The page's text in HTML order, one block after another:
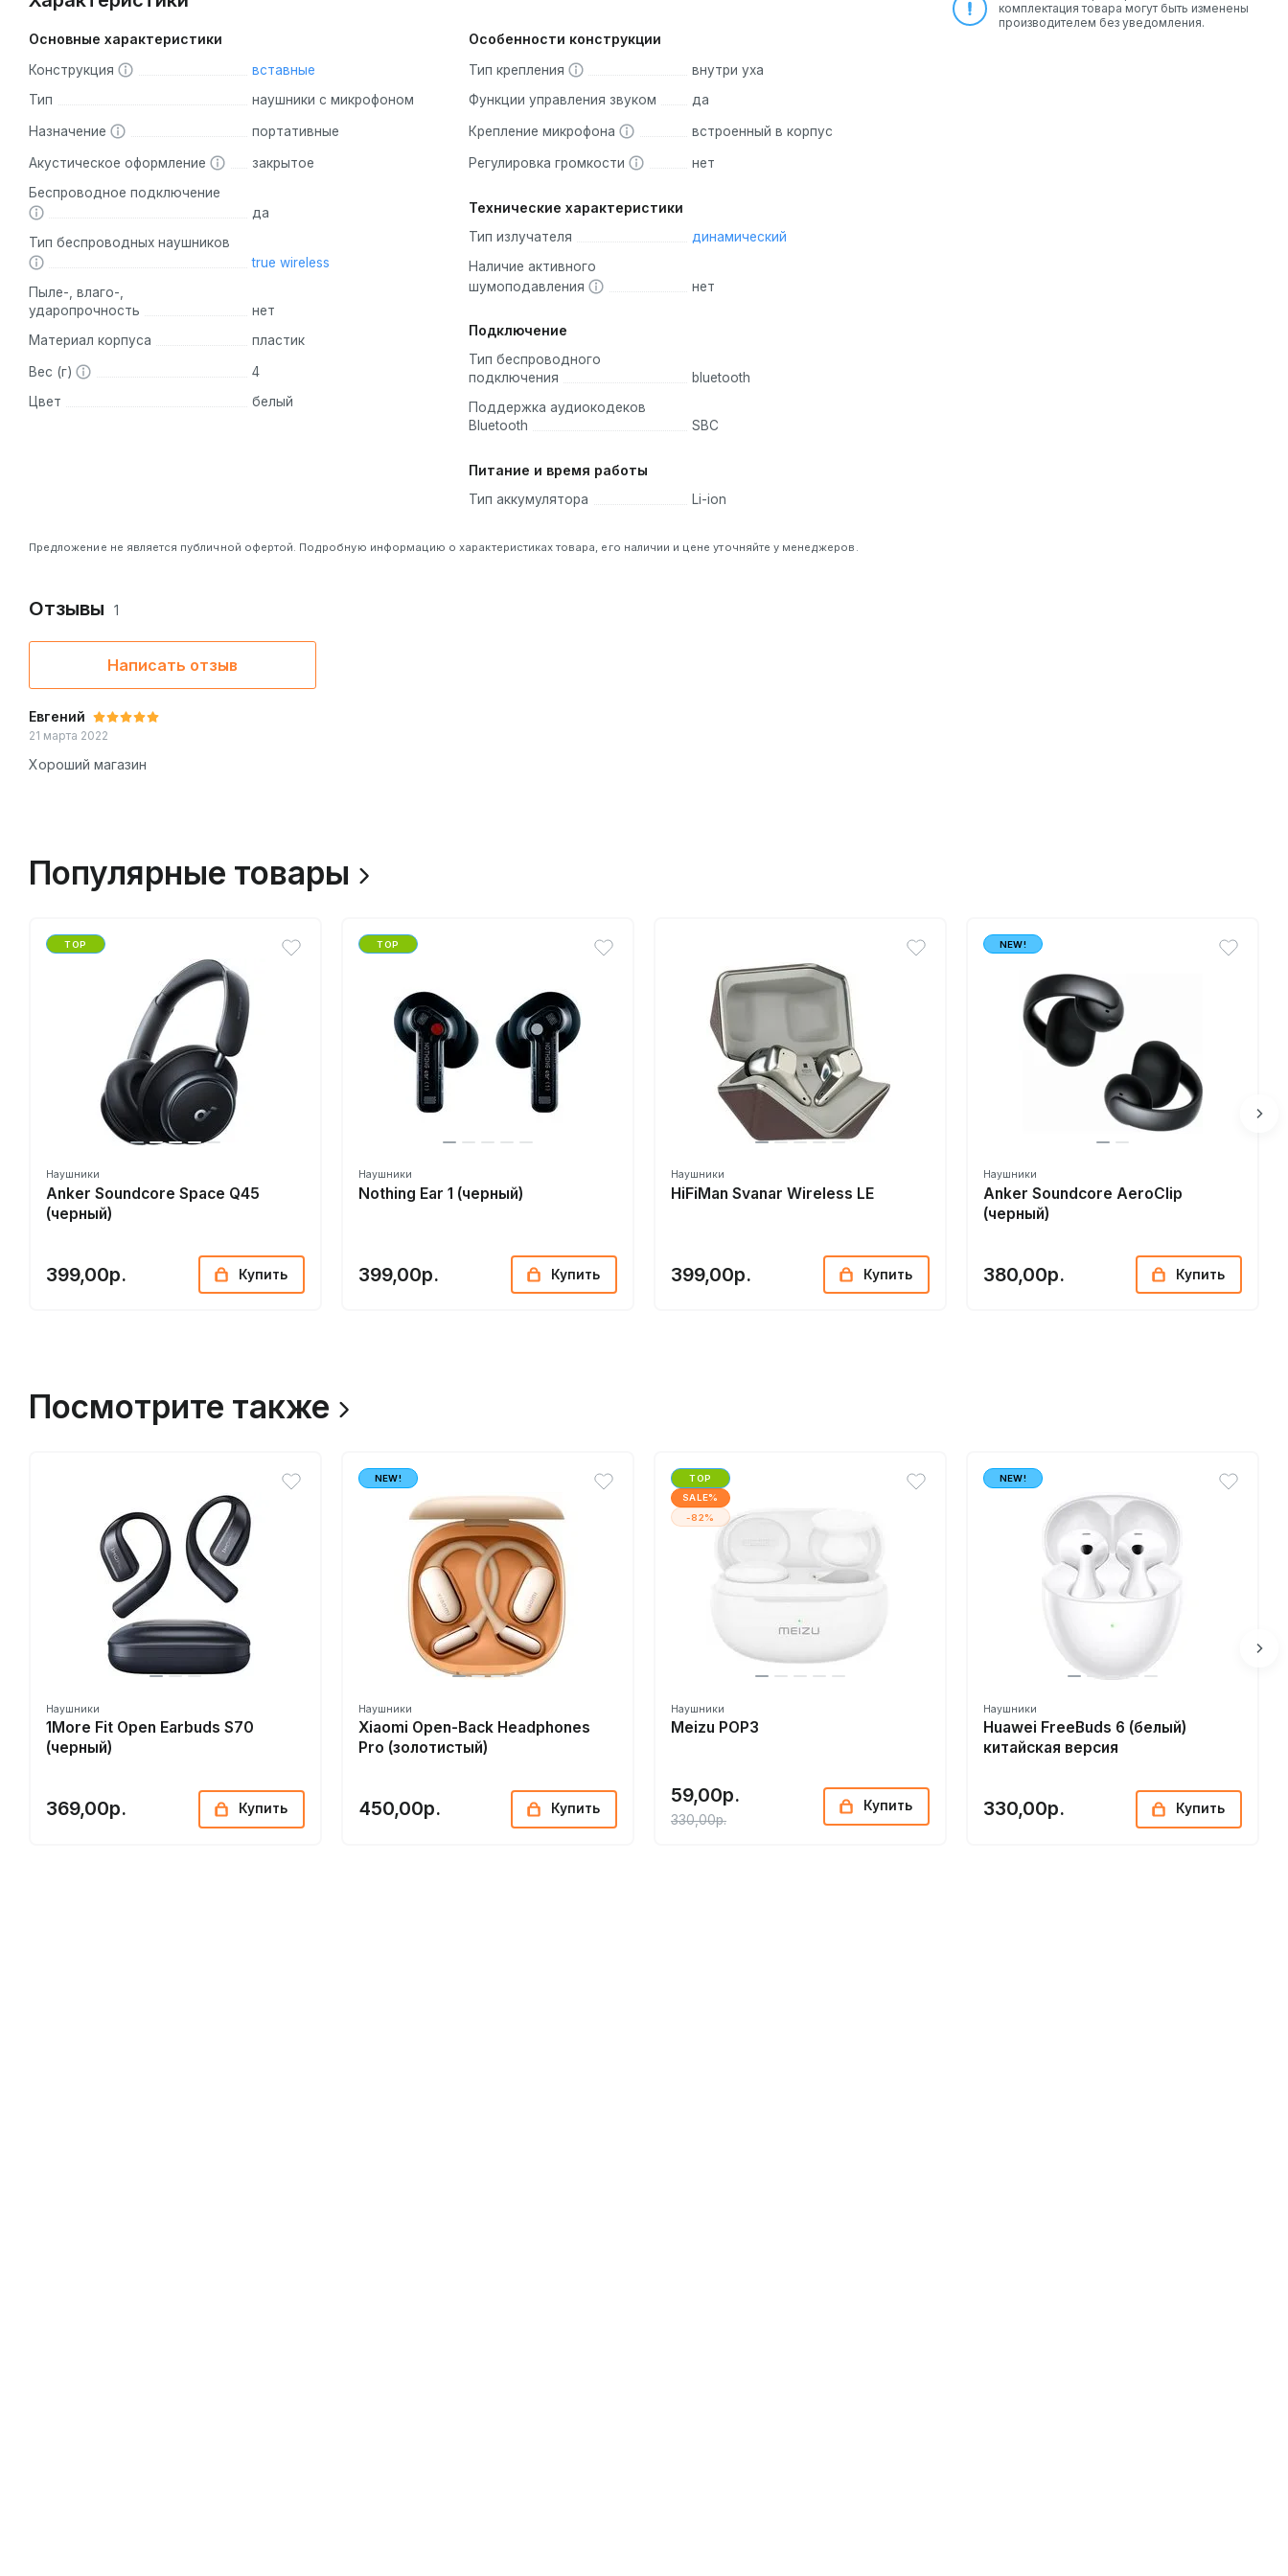
Основные характеристики
Конструкция
вставные
Тип
наушники с микрофоном
Назначение портативные
Акустическое оформление
закрытое
Беспроводное подключение
да
Тип беспроводных наушников
true wireless
Пыле-, влаго-,
ударопрочность
нет
Материал корпуса
пластик
Вес (г)
4
Цвет
белый
Особенности конструкции
Тип крепления
внутри уха
Функции управления звуком
да
Крепление микрофона встроенный в корпус
Регулировка громкости нет
Технические характеристики
Тип излучателя
динамический
Наличие активного
шумоподавления
нет
Подключение
Тип беспроводного
подключения
bluetooth
Поддержка аудиокодеков
Bluetooth
SBC
Питание и время работы
Тип аккумулятора Li-ion
Предложение не является публичной офертой. Подробную информацию о характеристиках товара, его наличии и цене уточняйте у менеджеров.
комплектация товара могут быть изменены
производителем без уведомления.
Отзывы 1
Написать отзыв
Евгений
21 марта 2022
Хороший магазин
Популярные товары
TOP
Наушники
Anker Soundcore Space Q45
(черный)
399,00р. Купить
TOP
Наушники
Nothing Ear 1 (черный)
399,00р. Купить
Наушники
HiFiMan Svanar Wireless LE
399,00р. Купить
NEW!
Наушники
Anker Soundcore AeroClip
(черный)
380,00р. Купить
Посмотрите также
Наушники
1More Fit Open Earbuds S70
(черный)
369,00р. Купить
NEW!
Наушники
Xiaomi Open-Back Headphones
Pro (золотистый)
450,00р. Купить
TOP
SALE%
-82%
Наушники
Meizu POP3
59,00р.
330,00р.
Купить
NEW!
Наушники
Huawei FreeBuds 6 (белый)
китайская версия
330,00р. Купить